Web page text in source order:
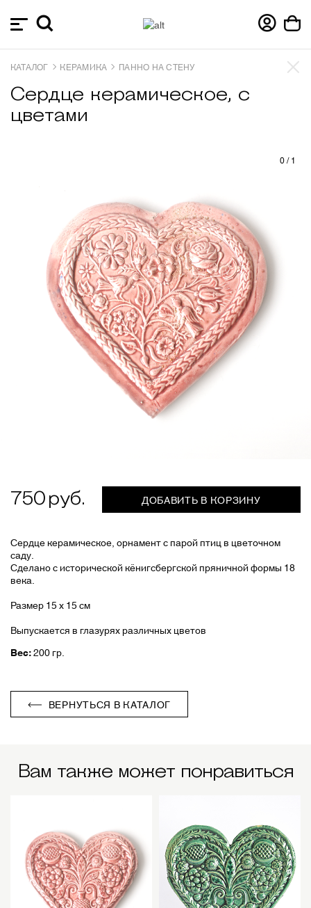
КАТАЛОГ КЕРАМИКА ПАННО НА СТЕНУ
Сердце керамическое, с
цветами
0/ 1
750 ДОБАВИТЬ В КОРЗИНУ
Сердце керамическое, орнамент с парой птиц в цветочном
саду.
Сделано с исторической кёнигсбергской пряничной формы 18
века.
Размер 15 х 15 см
Выпускается в глазурях различных цветов
Вес:200 гр.
ВЕРНУТЬСЯ В КАТАЛОГ
Вам также может понравиться